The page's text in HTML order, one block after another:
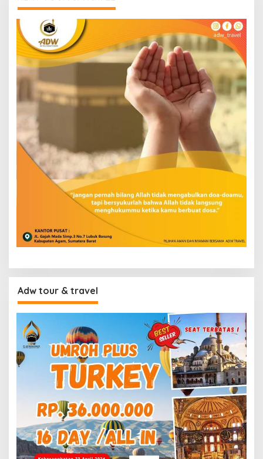
Adw tour & travel